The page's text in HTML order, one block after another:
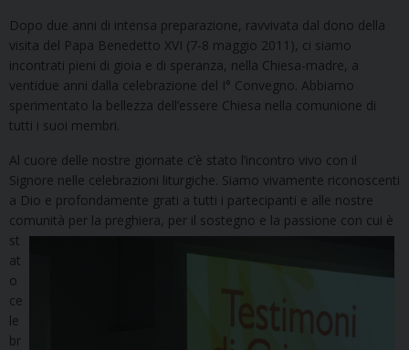
Dopo due anni di intensa preparazione, ravvivata dal dono della
visita del Papa Benedetto XVI (7-8 maggio 2011), ci siamo
incontrati pieni di gioia e di speranza, nella Chiesa-madre, a
ventidue anni dalla celebrazione del I° Convegno. Abbiamo
sperimentato la bellezza dell’essere Chiesa nella comunione di
tutti i suoi membri.
Al cuore delle nostre giornate c’è stato l’incontro vivo con il
Signore nelle celebrazioni liturgiche. Siamo vivamente riconoscenti
a Dio e profondamente grati a tutti i partecipanti e alle nostre
comunità per la preghiera, per il sostegno e la passione con cui è
st
at
o
ce
le
br